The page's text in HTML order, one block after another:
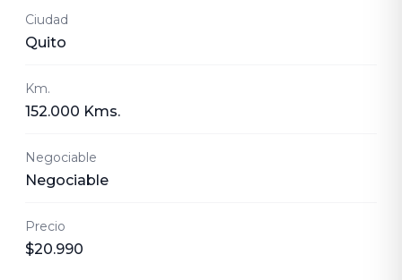
Ciudad
Quito
Km.
152.000 Kms.
Negociable
Negociable
Precio
$20.990